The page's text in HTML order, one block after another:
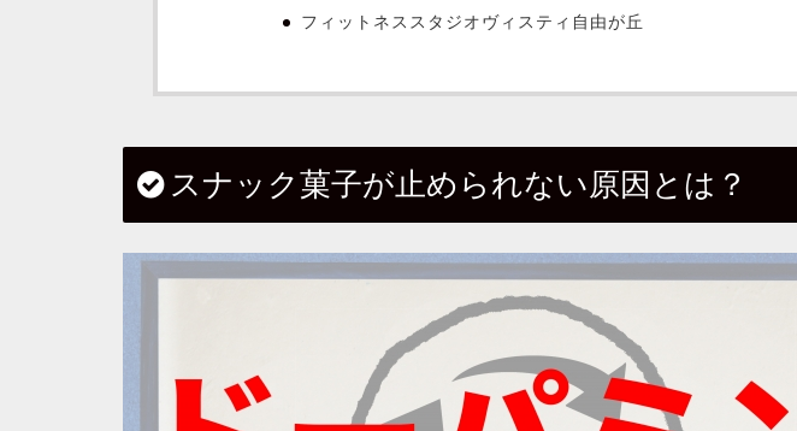
フィットネススタジオヴィスティ自由が丘
スナック菓子が止められない原因とは？